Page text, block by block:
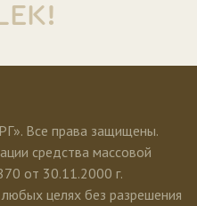
Все права защищены.
средства массовой
от 30.11.2000 г.
целях без разрешения